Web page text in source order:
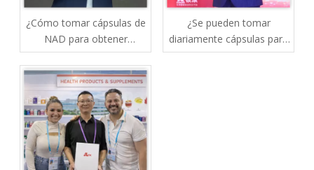
¿Cómo tomar cápsulas de
NAD para obtener
mejores resultados?
¿Se pueden tomar
diariamente cápsulas para
el hígado o la resaca?